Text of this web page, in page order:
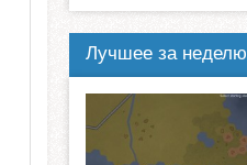
Лучшее за неделю